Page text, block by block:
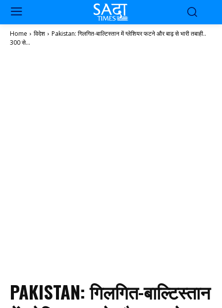
Home विदेश
Pakistan: गिलगित-बाल्टिस्तान में ग्लेशियर फटने और बाढ़ से भारी तबाही..
300 से...
PAKISTAN: गिलगित-बाल्टिस्तान